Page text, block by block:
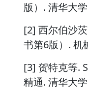
版）. 清华大
[2] 西尔伯沙
书第6版）. 机
[3] 贺特克等.
精通. 清华大